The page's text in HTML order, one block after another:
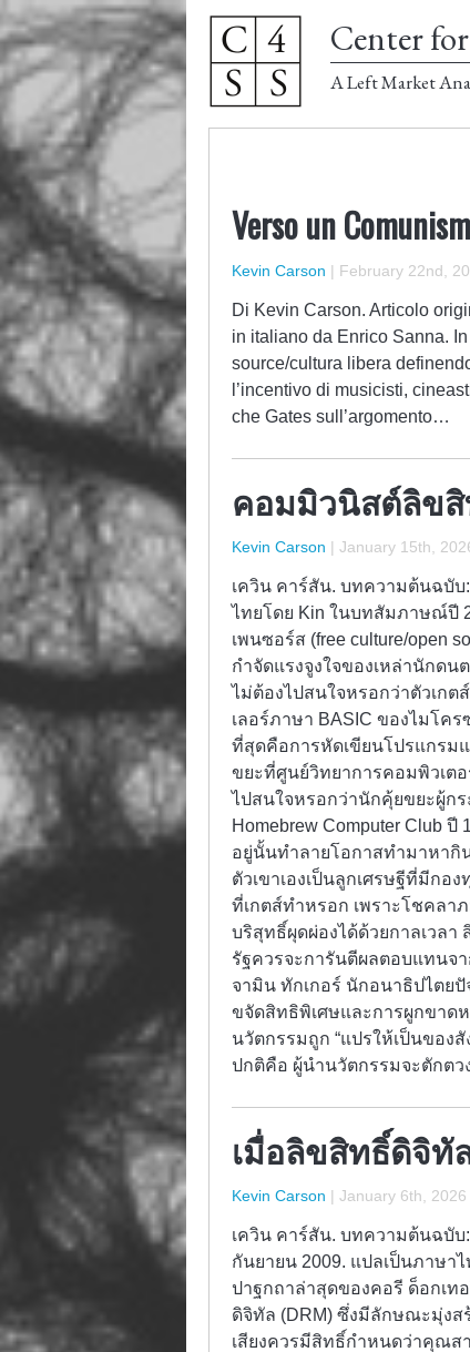
Center for
A Left Market
Verso un
Kevin Carson | February 22nd,
Di Kevin Carson. Articolo
in italiano da Enrico Sanna.
source/cultura libera
l’incentivo di musicisti,
che Gates sull’argomento…
คอมมิวนิสต์ลิข
Kevin Carson | January 15th,
เควิน คาร์สัน. บทความต้นฉบับ
ไทยโดย Kin ในบทสัมภาษณ์ปี
เพนซอร์ส (free culture/open
กำจัดแรงจูงใจของเหล่านักด
ไม่ต้องไปสนใจหรอกว่าตัวเก
เลอร์ภาษา BASIC ของไมโค
ที่สุดคือการหัดเขียนโปรแกรม
ขยะที่ศูนย์วิทยาการคอมพิวเต
ไปสนใจหรอกว่านักคุ้ยขยะผู้ก
Homebrew Computer Club
อยู่นั้นทำลายโอกาสทำมาหากิ
ตัวเขาเองเป็นลูกเศรษฐีที่มีกอ
ที่เกตส์ทำหรอก เพราะโชคลา
บริสุทธิ์ผุดผ่องได้ด้วยกาลเวล
รัฐควรจะการันตีผลตอบแทน
จามิน ทักเกอร์ นักอนาธิปไตยปั
ขจัดสิทธิพิเศษและการผูกขาด
นวัตกรรมถูก “แปรให้เป็นของ
ปกติคือ ผู้นำนวัตกรรมจะตักตว
เมื่อลิขสิทธิ์ดิจิทั
Kevin Carson | January 6th, 2026
เควิน คาร์สัน. บทความต้นฉบับ:
กันยายน 2009. แปลเป็นภาษา
ปาฐกถาล่าสุดของคอรี ด็อกเท
ดิจิทัล (DRM) ซึ่งมีลักษณะมุ่งส
เสียงควรมีสิทธิ์กำหนดว่าคุณส